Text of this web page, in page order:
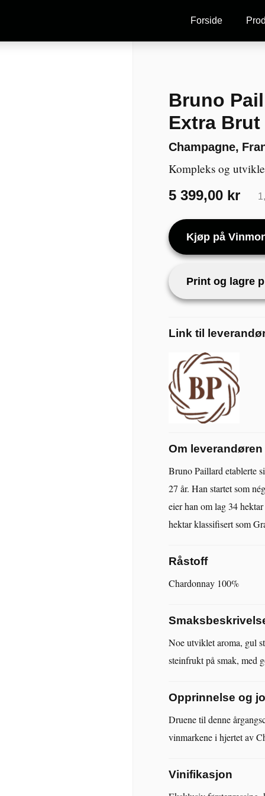
Forside
Bruno
Extra Brut
Champagne,
Kompleks og
5 399,00 kr
Kjøp på
Print og lagre
Link til
Om leverandøren
Bruno Paillard etablerte
27 år. Han startet som
eier han om lag 34
hektar klassifisert som
Råstoff
Chardonnay 100%
Noe utviklet aroma, gul
steinfrukt på smak, med
Opprinnelse og
Druene til denne
vinmarkene i hjertet av
Vinifikasjon